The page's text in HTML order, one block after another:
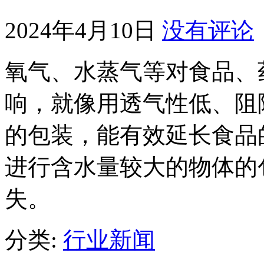
2024年4月10日 没有评论
氧气、水蒸气等对食品
响，就像用透气性低、
的包装，能有效延长食
进行含水量较大的物体
失。
分类: 行业新闻